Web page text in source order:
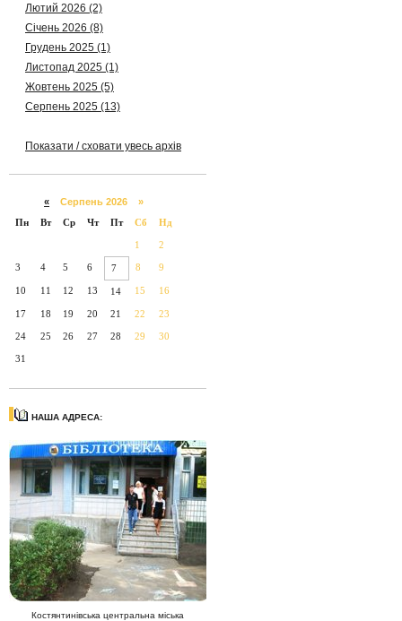
Лютий 2026 (2)
Січень 2026 (8)
Грудень 2025 (1)
Листопад 2025 (1)
Жовтень 2025 (5)
Серпень 2025 (13)
Показати / сховати увесь архів
« Серпень 2026 »
Пн
Вт Ср Чт Пт Сб Нд
1 2
3 4 5 6 7 8 9
10 11 12 13 14 15 16
17 18 19 20 21 22 23
24 25 26 27 28 29 30
31
НАША АДРЕСА:
Костянтинівська центральна міська